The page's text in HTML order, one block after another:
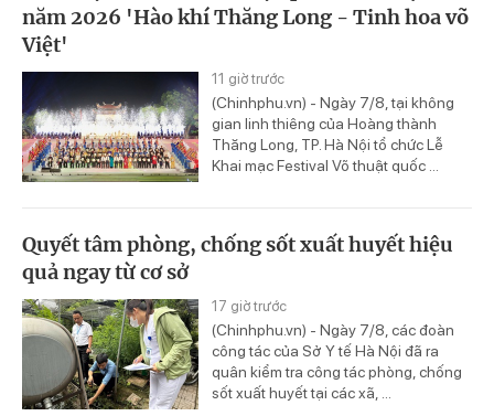
năm 2026 'Hào khí Thăng Long - Tinh hoa võ
Việt'
11 giờ trước
(Chinhphu.vn) - Ngày 7/8, tại không
gian linh thiêng của Hoàng thành
Thăng Long, TP. Hà Nội tổ chức Lễ
Khai mạc Festival Võ thuật quốc ...
Quyết tâm phòng, chống sốt xuất huyết hiệu
quả ngay từ cơ sở
17 giờ trước
(Chinhphu.vn) - Ngày 7/8, các đoàn
công tác của Sở Y tế Hà Nội đã ra
quân kiểm tra công tác phòng, chống
sốt xuất huyết tại các xã, ...